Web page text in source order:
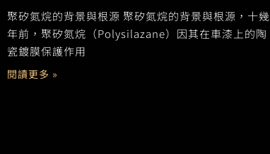
聚矽氮烷的背景與根源 聚矽氮烷的背景與根源，十幾
年前，聚矽氮烷（Polysilazane）因其在車漆上的陶
瓷鍍膜保護作用
閱讀更多 »